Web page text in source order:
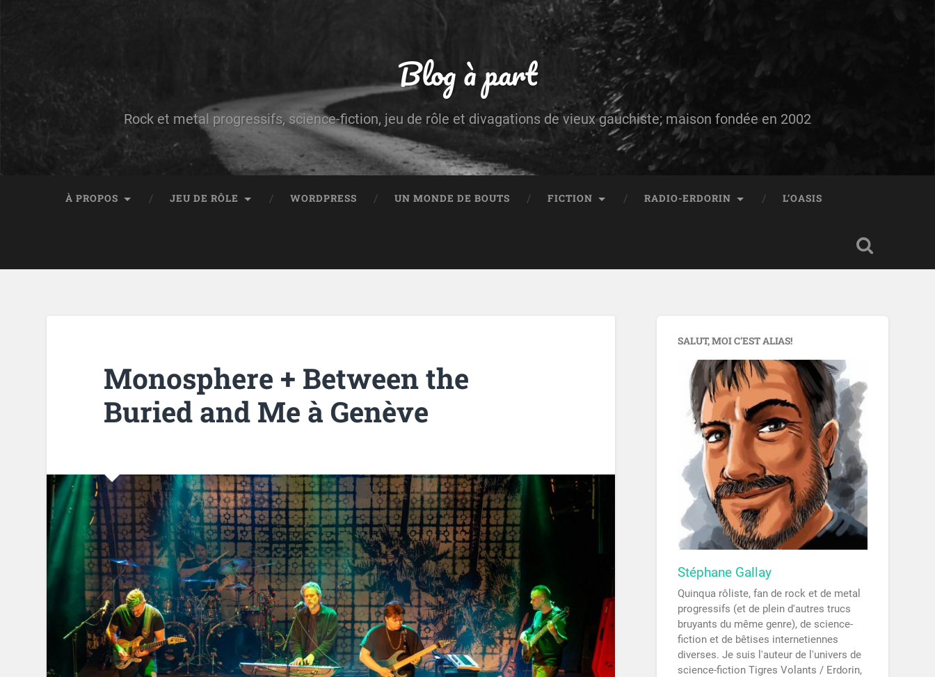
Blog à part
Rock et metal progressifs, science-fiction, jeu de rôle et divagations de vieux gauchiste; maison fondée en 2002
À PROPOS JEU DE RÔLE WORDPRESS UN MONDE DE BOUTS FICTION RADIO-ERDORIN L’OASIS
Monosphere + Between the
Buried and Me à Genève
SALUT, MOI C’EST ALIAS!
Stéphane Gallay
Quinqua rôliste, fan de rock et de metal
progressifs (et de plein d'autres trucs
bruyants du même genre), de science-
fiction et de bêtises internetiennes
diverses. Je suis l'auteur de l'univers de
science-fiction Tigres Volants / Erdorin,